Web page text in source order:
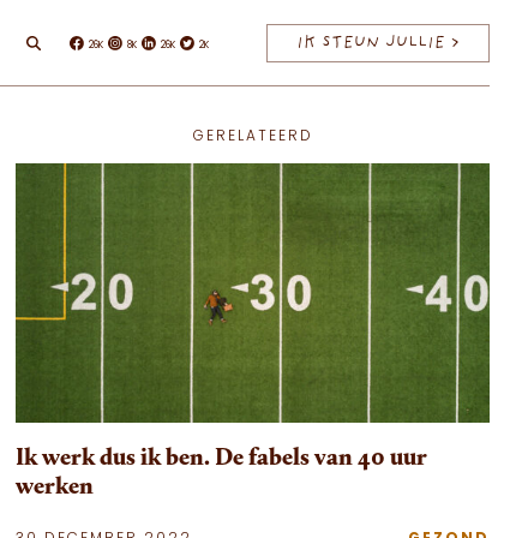
Facebook
26K Instagram
8K Linkedin
26K Twitter
2K IK STEUN JULLIE >
GERELATEERD
Ik werk dus ik ben. De fabels van 40 uur
werken